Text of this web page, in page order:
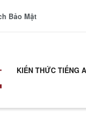
Bảo Mật
KIẾN THỨC TIẾNG